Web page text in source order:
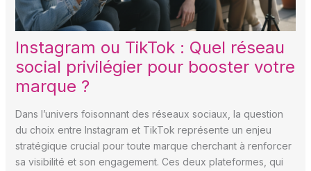
Instagram ou TikTok : Quel réseau
social privilégier pour booster votre
marque ?
Dans l’univers foisonnant des réseaux sociaux, la question
du choix entre Instagram et TikTok représente un enjeu
stratégique crucial pour toute marque cherchant à renforcer
sa visibilité et son engagement. Ces deux plateformes, qui